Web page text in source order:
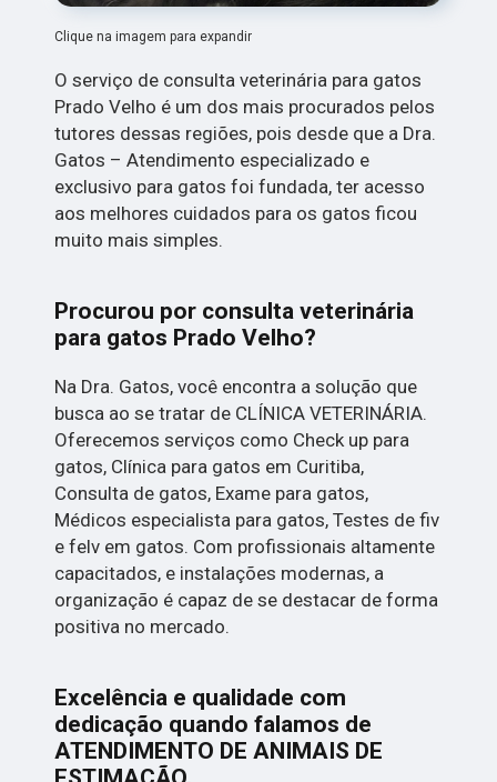
Clique na imagem para expandir
O serviço de consulta veterinária para gatos
Prado Velho é um dos mais procurados pelos
tutores dessas regiões, pois desde que a Dra.
Gatos – Atendimento especializado e
exclusivo para gatos foi fundada, ter acesso
aos melhores cuidados para os gatos ficou
muito mais simples.
Procurou por consulta veterinária
para gatos Prado Velho?
Na Dra. Gatos, você encontra a solução que
busca ao se tratar de CLÍNICA VETERINÁRIA.
Oferecemos serviços como Check up para
gatos, Clínica para gatos em Curitiba,
Consulta de gatos, Exame para gatos,
Médicos especialista para gatos, Testes de fiv
e felv em gatos. Com profissionais altamente
capacitados, e instalações modernas, a
organização é capaz de se destacar de forma
positiva no mercado.
Excelência e qualidade com
dedicação quando falamos de
ATENDIMENTO DE ANIMAIS DE